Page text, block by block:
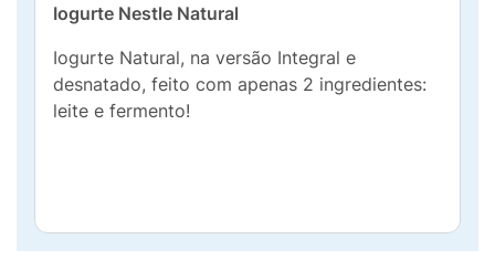
Iogurte Nestle Natural
Iogurte Natural, na versão Integral e
desnatado, feito com apenas 2 ingredientes:
leite e fermento!